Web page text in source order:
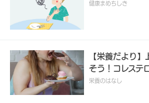
健康まめちしき
【栄養だより
そう！コレステ
栄養のはなし